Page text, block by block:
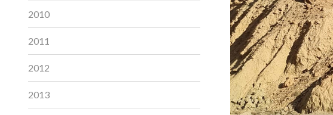
2010
2011
2012
2013